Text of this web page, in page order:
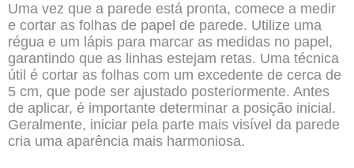
Uma vez que a parede está pronta, comece a medir
e cortar as folhas de papel de parede. Utilize uma
régua e um lápis para marcar as medidas no papel,
garantindo que as linhas estejam retas. Uma técnica
útil é cortar as folhas com um excedente de cerca de
5 cm, que pode ser ajustado posteriormente. Antes
de aplicar, é importante determinar a posição inicial.
Geralmente, iniciar pela parte mais visível da parede
cria uma aparência mais harmoniosa.